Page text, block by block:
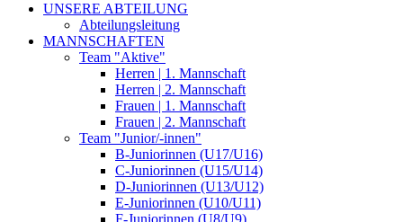
UNSERE ABTEILUNG
Abteilungsleitung
MANNSCHAFTEN
Team "Aktive"
Herren | 1. Mannschaft
Herren | 2. Mannschaft
Frauen | 1. Mannschaft
Frauen | 2. Mannschaft
Team "Junior/-innen"
B-Juniorinnen (U17/U16)
C-Juniorinnen (U15/U14)
D-Juniorinnen (U13/U12)
E-Juniorinnen (U10/U11)